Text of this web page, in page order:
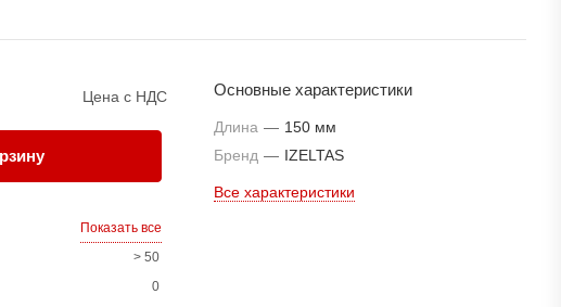
Цена с НДС
Показать все
> 50
0
Основные характеристики
Длина — 150 мм
Бренд — IZELTAS
Все характеристики